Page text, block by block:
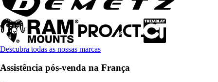
Descubra todas as nossas marcas
Assistência pós-venda na França